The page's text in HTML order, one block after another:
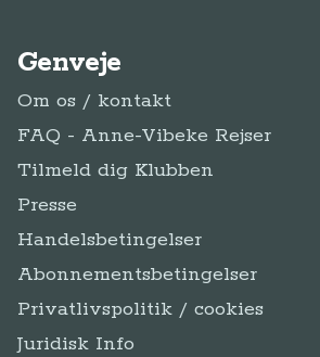
Genveje
Om os / kontakt
FAQ - Anne-Vibeke Rejser
Tilmeld dig Klubben
Presse
Handelsbetingelser
Abonnementsbetingelser
Privatlivspolitik / cookies
Juridisk Info